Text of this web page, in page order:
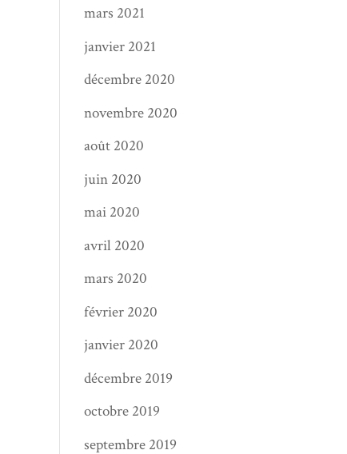
mars 2021
janvier 2021
décembre 2020
novembre 2020
août 2020
juin 2020
mai 2020
avril 2020
mars 2020
février 2020
janvier 2020
décembre 2019
octobre 2019
septembre 2019